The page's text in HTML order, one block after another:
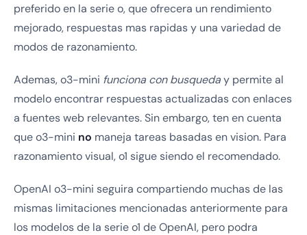
preferido en la serie o, que ofrecera un rendimiento
mejorado, respuestas mas rapidas y una variedad de
modos de razonamiento.
Ademas, o3-mini funciona con busqueday permite al
modelo encontrar respuestas actualizadas con enlaces
a fuentes web relevantes. Sin embargo, ten en cuenta
que o3-mini no maneja tareas basadas en vision. Para
razonamiento visual, o1 sigue siendo el recomendado.
OpenAI o3-mini seguira compartiendo muchas de las
mismas limitaciones mencionadas anteriormente para
los modelos de la serie o1 de OpenAI, pero podra